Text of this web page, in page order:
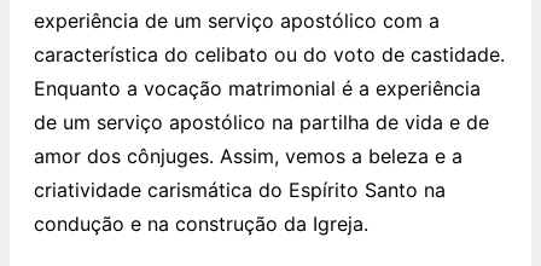
experiência de um serviço apostólico com a
característica do celibato ou do voto de castidade.
Enquanto a vocação matrimonial é a experiência
de um serviço apostólico na partilha de vida e de
amor dos cônjuges. Assim, vemos a beleza e a
criatividade carismática do Espírito Santo na
condução e na construção da Igreja.